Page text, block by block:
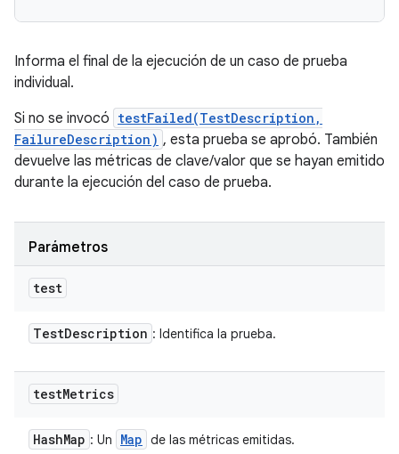
Informa el final de la ejecución de un caso de prueba
individual.
Si no se invocó testFailed(TestDescription,
FailureDescription) , esta prueba se aprobó. También
devuelve las métricas de clave/valor que se hayan emitido
durante la ejecución del caso de prueba.
Parámetros
test
TestDescription : Identifica la prueba.
testMetrics
HashMap : Un Map de las métricas emitidas.